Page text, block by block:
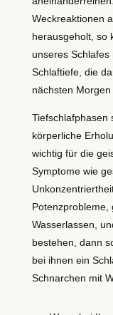
Weckreaktionen
herausgeholt, so
unseres
Schlaftiefe, die
nächsten Morgen
Tiefschlafphasen
körperliche
wichtig für die
Symptome wie
Potenzprobleme,
Wasserlassen,
bestehen, dann
bei ihnen ein
Schnarchen mit